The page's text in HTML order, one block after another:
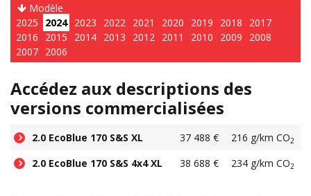
Modèle
2025
2024 2023 2022 2021 2020 2019 2018
2017
2016
2015 2014 2013 2012 2011 2010 2009
2008
2007 2006
Accédez aux descriptions des
versions commercialisées
2.0 EcoBlue 170 S&S XL 37 488 € 216 g/km CO2
2.0 EcoBlue 170 S&S 4x4 XL 38 688 € 234 g/km CO2